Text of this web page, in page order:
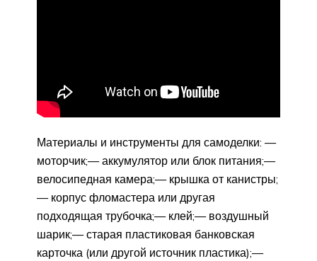
Материалы и инструменты для самоделки: —
моторчик;— аккумулятор или блок питания;—
велосипедная камера;— крышка от канистры;
— корпус фломастера или другая
подходящая трубочка;— клей;— воздушный
шарик;— старая пластиковая банковская
карточка (или другой источник пластика);—